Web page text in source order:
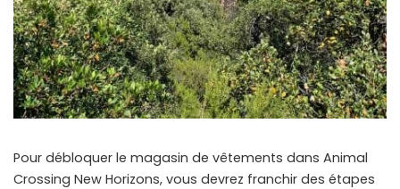
Pour débloquer le magasin de vêtements dans Animal
Crossing New Horizons, vous devrez franchir des étapes